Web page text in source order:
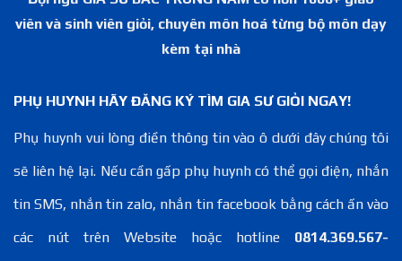
viên và sinh viên giỏi, chuyên môn hoá từng bộ môn dạy
kèm tại nhà
PHỤ HUYNH HÃY ĐĂNG KÝ TÌM GIA SƯ GIỎI NGAY!
Phụ huynh vui lòng điền thông tin vào ô dưới đây chúng tôi
sẽ liên hệ lại. Nếu cần gấp phụ huynh có thể gọi điện, nhắn
tin SMS, nhắn tin zalo, nhắn tin facebook bằng cách ấn vào
các nút trên Website hoặc hotline 0814.369.567-